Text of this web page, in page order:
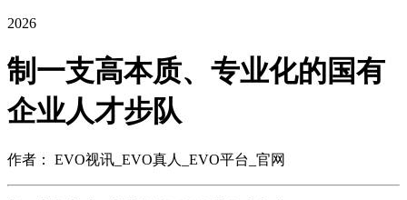
2026
制一支高本质、专业化的国有
企业人才步队
作者： EVO视讯_EVO真人_EVO平台_官网